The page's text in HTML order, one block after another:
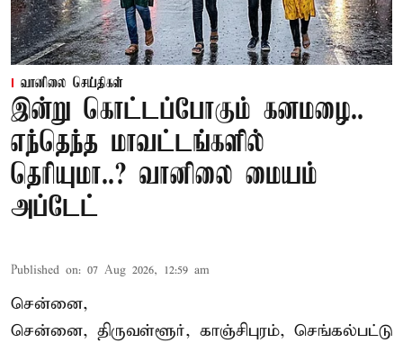
வானிலை செய்திகள்
இன்று கொட்டப்போகும் கனமழை..
எந்தெந்த மாவட்டங்களில்
தெரியுமா..? வானிலை மையம்
அப்டேட்
Published on: 07 Aug 2026, 12:59 am
சென்னை,
சென்னை, திருவள்ளூர், காஞ்சிபுரம், செங்கல்பட்டு